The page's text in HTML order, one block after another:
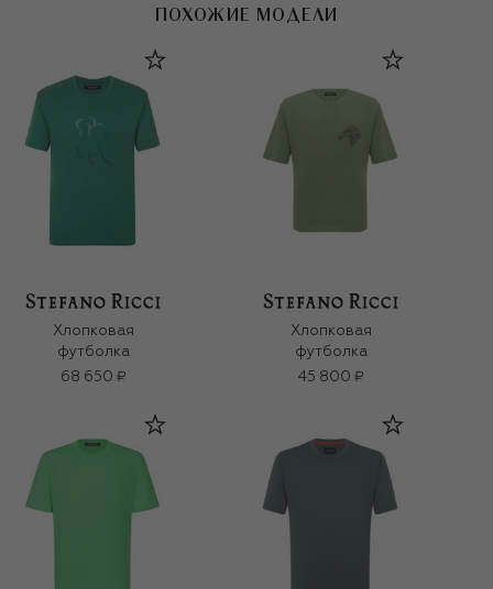
ПОХОЖИЕ МОДЕЛИ
Хлопковая
футболка
68 650 ₽
Хлопковая
футболка
45 800 ₽